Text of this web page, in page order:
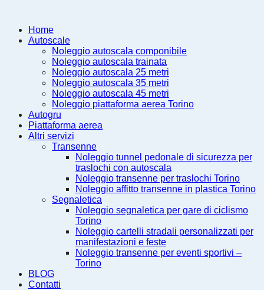
Home
Autoscale
Noleggio autoscala componibile
Noleggio autoscala trainata
Noleggio autoscala 25 metri
Noleggio autoscala 35 metri
Noleggio autoscala 45 metri
Noleggio piattaforma aerea Torino
Autogru
Piattaforma aerea
Altri servizi
Transenne
Noleggio tunnel pedonale di sicurezza per
traslochi con autoscala
Noleggio transenne per traslochi Torino
Noleggio affitto transenne in plastica Torino
Segnaletica
Noleggio segnaletica per gare di ciclismo
Torino
Noleggio cartelli stradali personalizzati per
manifestazioni e feste
Noleggio transenne per eventi sportivi –
Torino
BLOG
Contatti